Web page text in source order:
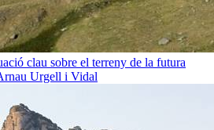
clau sobre el terreny de la futura
Urgell i Vidal